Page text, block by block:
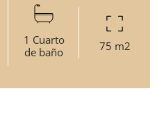
1 Cuarto
de baño
75 m2